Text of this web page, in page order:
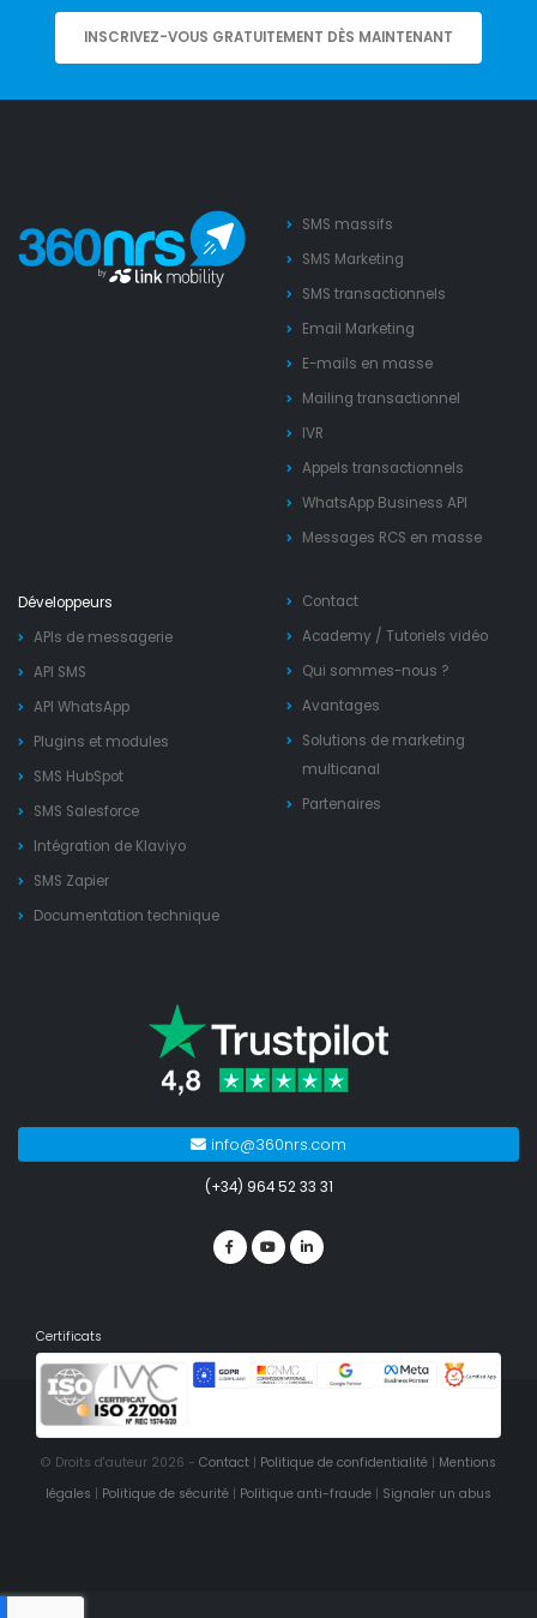
INSCRIVEZ-VOUS GRATUITEMENT DÈS MAINTENANT
SMS massifs
SMS Marketing
SMS transactionnels
Email Marketing
E-mails en masse
Mailing transactionnel
IVR
Appels transactionnels
WhatsApp Business API
Messages RCS en masse
Développeurs
APIs de messagerie
API SMS
API WhatsApp
Plugins et modules
SMS HubSpot
SMS Salesforce
Intégration de Klaviyo
SMS Zapier
Documentation technique
Contact
Academy / Tutoriels vidéo
Qui sommes-nous ?
Avantages
Solutions de marketing
multicanal
Partenaires
info@360nrs.com
(+34) 964 52 33 31
Certificats
© Droits d'auteur 2026 - Contact | Politique de confidentialité | Mentions
légales | Politique de sécurité | Politique anti-fraude | Signaler un abus